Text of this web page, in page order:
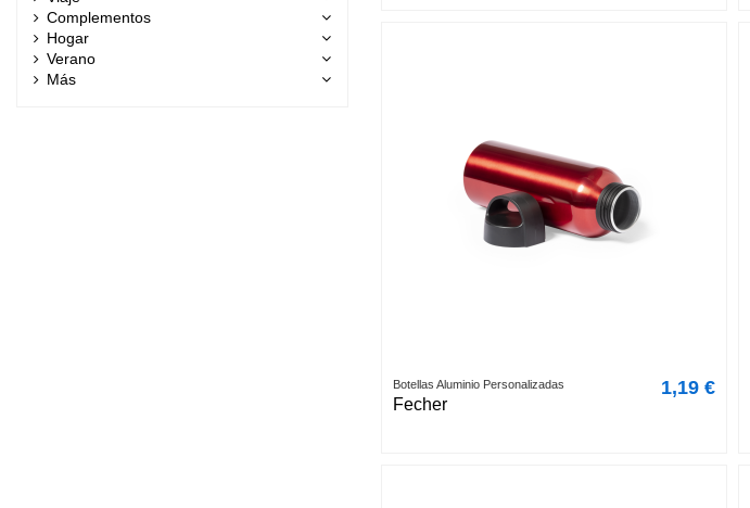
Botellas Aluminio Personalizadas
Fecher
1,19 €
Complementos
Hogar
Verano
Más